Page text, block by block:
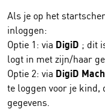
Als je op het
inloggen:
Optie 1: via DigiD ; dit
logt in met zijn/haar
Optie 2: via DigiD
te loggen voor je kind,
gegevens.